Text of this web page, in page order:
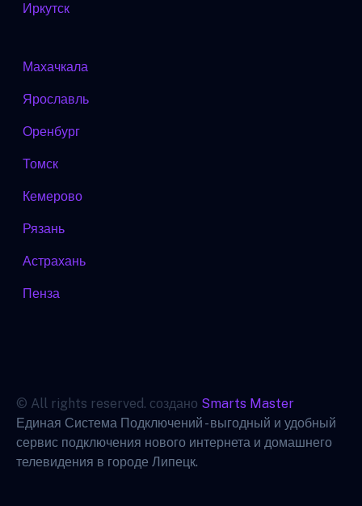
Иркутск
Махачкала
Ярославль
Оренбург
Томск
Кемерово
Рязань
Астрахань
Пенза
© All rights reserved. создано Smarts Master
Единая Система Подключений - выгодный и удобный
сервис подключения нового интернета и домашнего
телевидения в городе Липецк.